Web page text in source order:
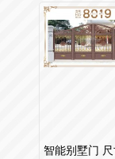
智能别墅门